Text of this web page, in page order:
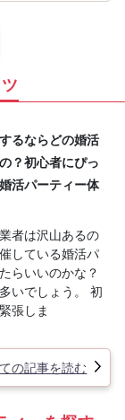
るならどの婚活
？初心者にぴっ
活パーティー体
者は沢山あるの
している婚活パ
らいいのかな？
いでしょう。 初
張しま
の記事を読む